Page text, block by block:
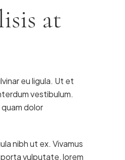
at
eu ligula. Ut et
vestibulum.
dolor
nibh ut ex. Vivamus
vulputate, lorem